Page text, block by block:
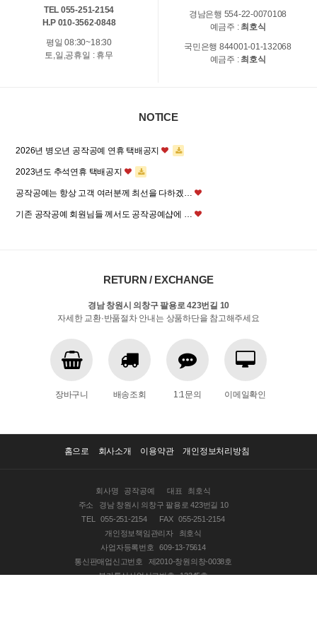
TEL 055-251-2154
H.P 010-3562-0848
평일 08:30~18:30
토,일,공휴일 : 휴무
경남은행 554-22-0070108
예금주 : 최호식
국민은행 844001-01-132068
예금주 : 최호식
NOTICE
2026년 병오년 공작공예 연휴 택배공지
2023년도 추석연휴 택배공지
공작공예는 항상 고객 여러분께 최선을 다하겠…
기존 공작공예 회원님들 께서도 공작공예샵에 …
RETURN / EXCHANGE
경남 창원시 의창구 팔용로 423번길 10
자세한 교환·반품절차 안내는 상품하단을 참고해주세요
장바구니 배송조회 1:1문의 이메일확인
홈으로 회사소개 이용약관 개인정보처리방침
회사명 공작공예 대표
최호식
주소
경남 창원시 의창구 팔용로 423번길 10
TEL
055-251-2154 FAX
055-251-2154
개인정보책임관리자
최호식
사업자등록번호
609-13-75614
통신판매업신고번호
제2010-창원의창-0038호
부가통신사업신고번호 12345호